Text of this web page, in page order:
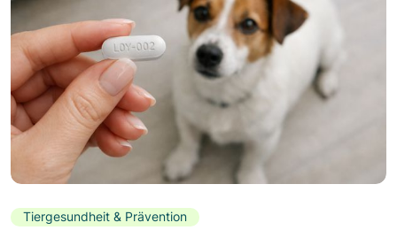
Tiergesundheit & Prävention